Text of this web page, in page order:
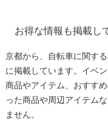
お得な情報も掲載し
京都から、自転車に関す
に掲載しています。イベ
商品やアイテム、おすす
った商品や周辺アイテム
ません。